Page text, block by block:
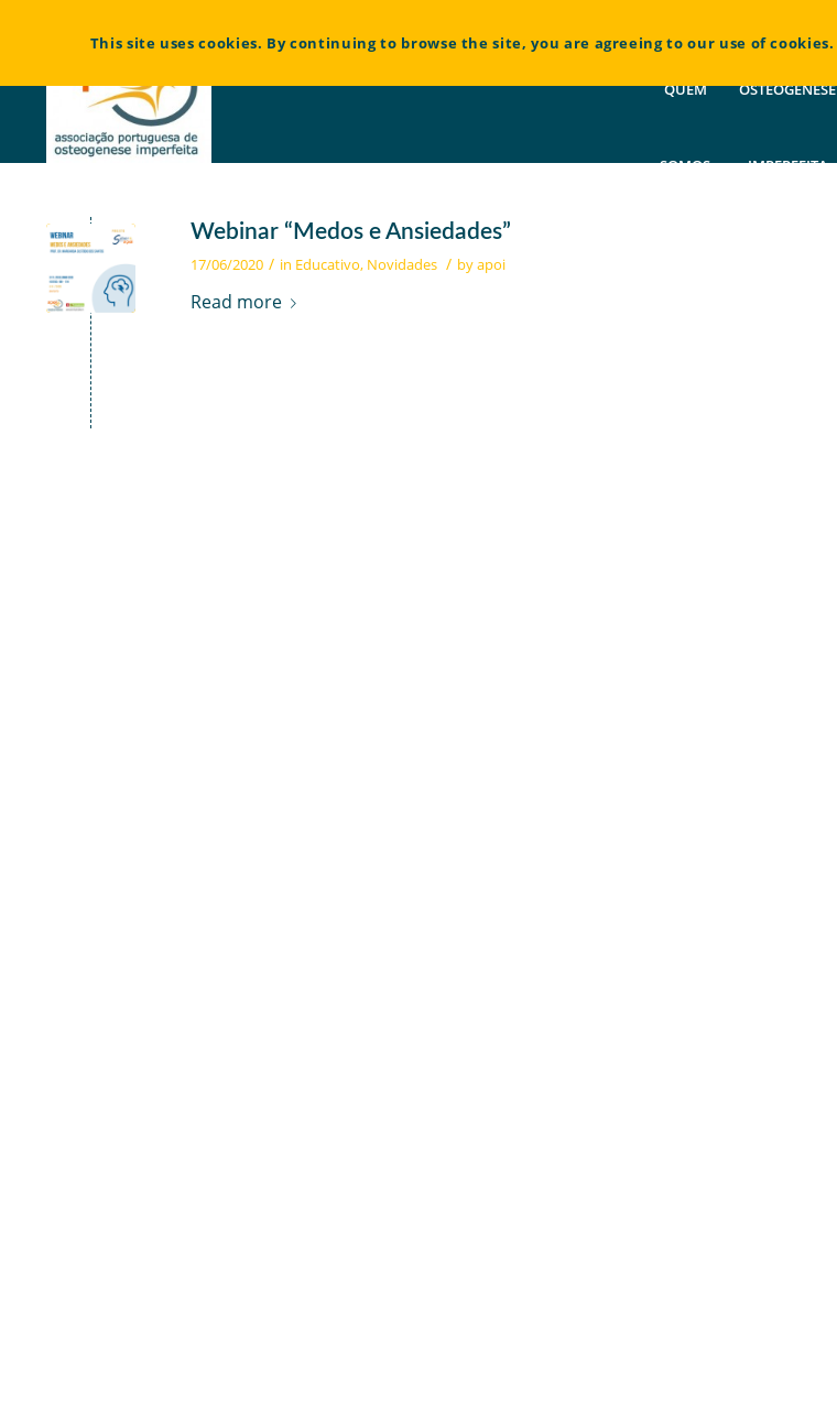
QUEM
SOMOS
OSTEOGÉNESE
IMPERFEITA
Webinar “Medos e Ansiedades”
17/06/2020 / in Educativo, Novidades / byapoi
Read more
This site uses cookies. By continuing to browse the site, you are agreeing to our use of cookies.